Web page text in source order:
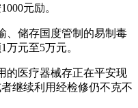
元励。
储存国度管制的易制毒
元至5万元。
医疗器械存正在平安现
继续利用经检修仍不克不